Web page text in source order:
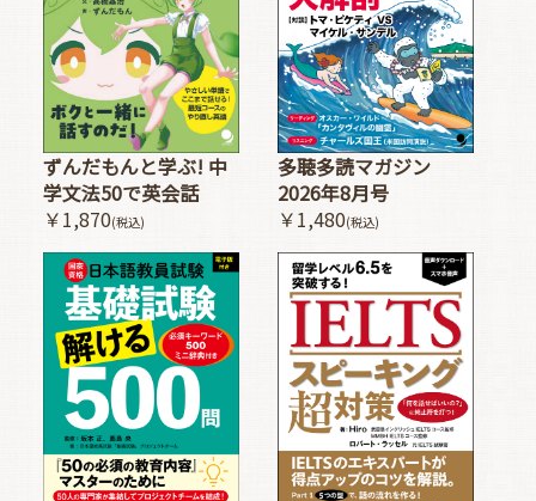
ずんだもんと学ぶ! 中
学文法50で英会話
￥1,870(税込)
多聴多読マガジン
2026年8月号
￥1,480(税込)